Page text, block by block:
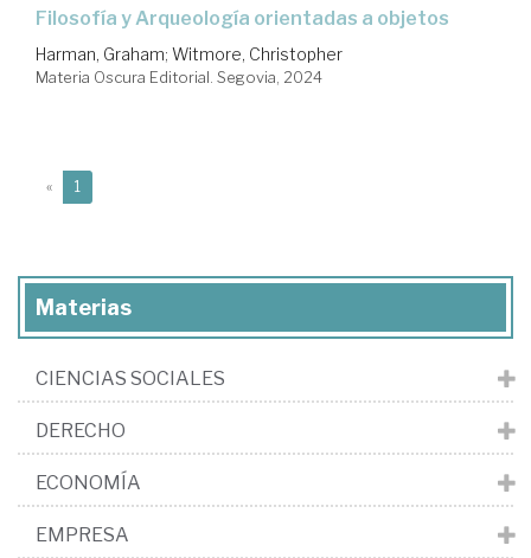
Filosofía y Arqueología orientadas a objetos
Harman, Graham; Witmore, Christopher
Materia Oscura Editorial. Segovia, 2024
« 1
Materias
CIENCIAS SOCIALES
DERECHO
ECONOMÍA
EMPRESA